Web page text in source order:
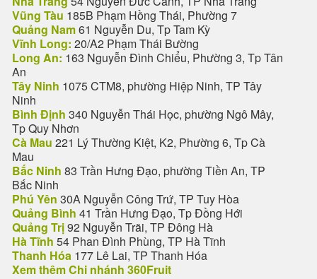
Vũng Tàu 185B Phạm Hồng Thái, Phường 7
Quảng Nam61 Nguyễn Du, Tp Tam Kỳ
Vĩnh Long: 20/A2 Phạm Thái Bường
Long An: 163 Nguyễn Đình Chiểu, Phường 3, Tp Tân
An
Tây Ninh 1075 CTM8, phường Hiệp Ninh, TP Tây
Ninh
Bình Định 340 Nguyễn Thái Học, phường Ngô Mây,
Tp Quy Nhơn
Cà Mau 221 Lý Thường Kiệt, K2, Phường 6, Tp Cà
Mau
Bắc Ninh 83 Trần Hưng Đạo, phường Tiền An, TP
Bắc Ninh
Phú Yên 30A Nguyễn Công Trứ, TP Tuy Hòa
Quảng Bình 41 Trần Hưng Đạo, Tp Đồng Hới
Quảng Trị92 Nguyễn Trãi, TP Đông Hà
Hà Tĩnh 54 Phan Đình Phùng, TP Hà Tĩnh
Thanh Hóa 177 Lê Lai, TP Thanh Hóa
Xem thêm Chi nhánh 360Fruit